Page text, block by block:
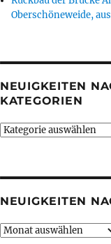
Oberschöneweide,
NEUIGKEITEN
KATEGORIEN
Neuigkeiten
NEUIGKEITEN
Neuigkeiten